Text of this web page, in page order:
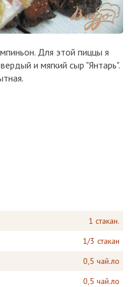
Для этой пиццы я
и мягкий сыр "Янтарь".
1 стакан.
1/3 стакан
0,5 чай.ло
0,5 чай.ло